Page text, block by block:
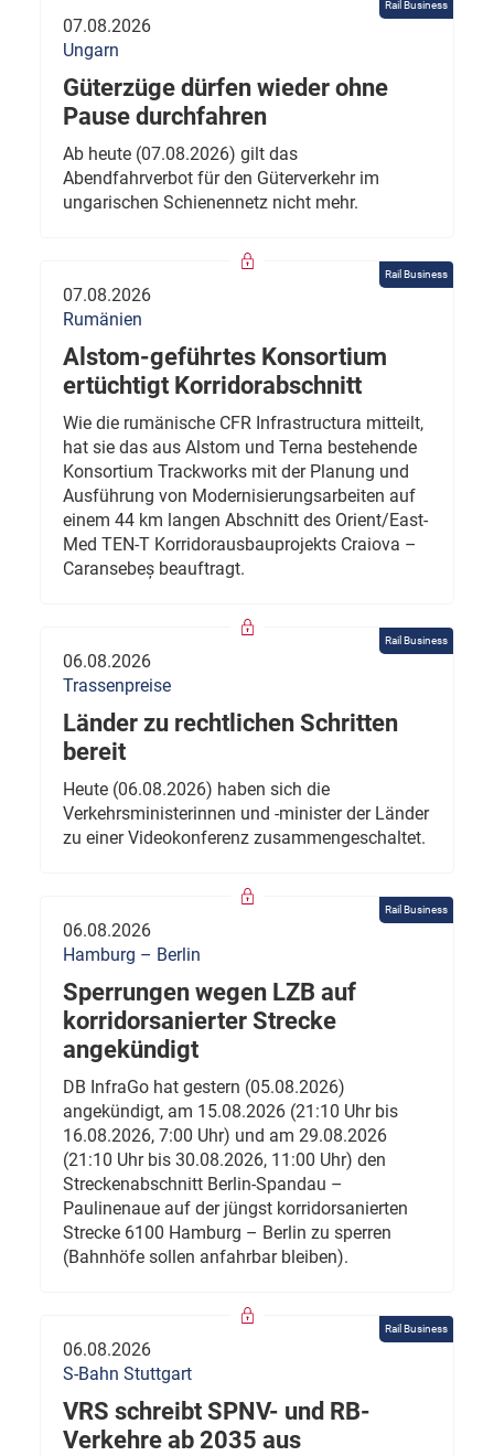
Rail Business
07.08.2026
Ungarn
Güterzüge dürfen wieder ohne
Pause durchfahren
Ab heute (07.08.2026) gilt das
Abendfahrverbot für den Güterverkehr im
ungarischen Schienennetz nicht mehr.
Rail Business
07.08.2026
Rumänien
Alstom-geführtes Konsortium
ertüchtigt Korridorabschnitt
Wie die rumänische CFR Infrastructura mitteilt,
hat sie das aus Alstom und Terna bestehende
Konsortium Trackworks mit der Planung und
Ausführung von Modernisierungsarbeiten auf
einem 44 km langen Abschnitt des Orient/East-
Med TEN-T Korridorausbauprojekts Craiova –
Caransebeș beauftragt.
Rail Business
06.08.2026
Trassenpreise
Länder zu rechtlichen Schritten
bereit
Heute (06.08.2026) haben sich die
Verkehrsministerinnen und -minister der Länder
zu einer Videokonferenz zusammengeschaltet.
Rail Business
06.08.2026
Hamburg – Berlin
Sperrungen wegen LZB auf
korridorsanierter Strecke
angekündigt
DB InfraGo hat gestern (05.08.2026)
angekündigt, am 15.08.2026 (21:10 Uhr bis
16.08.2026, 7:00 Uhr) und am 29.08.2026
(21:10 Uhr bis 30.08.2026, 11:00 Uhr) den
Streckenabschnitt Berlin-Spandau –
Paulinenaue auf der jüngst korridorsanierten
Strecke 6100 Hamburg – Berlin zu sperren
(Bahnhöfe sollen anfahrbar bleiben).
Rail Business
06.08.2026
S-Bahn Stuttgart
VRS schreibt SPNV- und RB-
Verkehre ab 2035 aus